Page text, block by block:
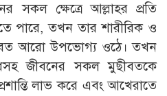
সকল ক্ষেত্রে আল্লাহর প্রতি
পারে, তখন তার শারীরিক ও
আরো উপভোগ্য ওঠে। তখন
জীবনের সকল মুছীবতকে
লাভ করে এবং আখেরাতে